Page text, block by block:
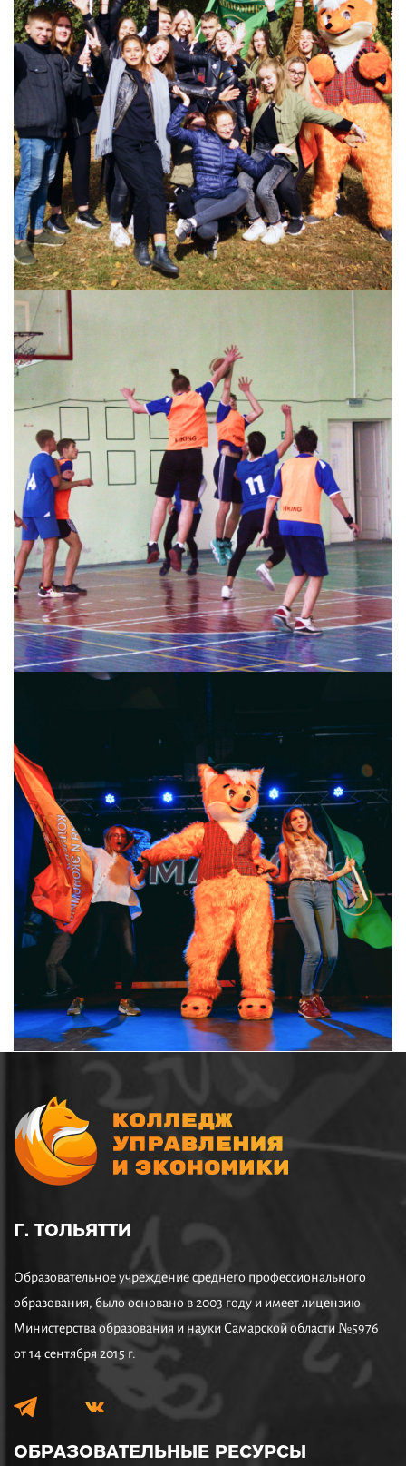
Г. ТОЛЬЯТТИ
Образовательное учреждение среднего профессионального
образования, было основано в 2003 году и имеет лицензию
Министерства образования и науки Самарской области №5976
от 14 сентября 2015 г.
ОБРАЗОВАТЕЛЬНЫЕ РЕСУРСЫ